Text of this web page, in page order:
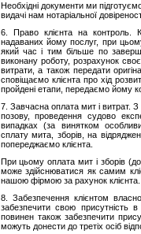
Необхідні документи ми
видачі нам нотаріальної
6. Право клієнта на контроль.
надаваних йому послуг, при
який час і тим більше по
виконану роботу, розрахунок
витрати, а також передати
сповіщаємо клієнта про хід
пройдені етапи, передаємо йому
7. Завчасна оплата мит і витрат.
позову, проведення судово
випадках (за винятком
сплату мита, зборів, на
попереджаємо клієнта.
При цьому оплата мит і зборів
може здійснюватися як самим
нашою фірмою за рахунок клієнта.
8. Забезпечення клієнтом
забезпечити свою присутність
повинен також забезпечити
можуть донести до третіх осіб